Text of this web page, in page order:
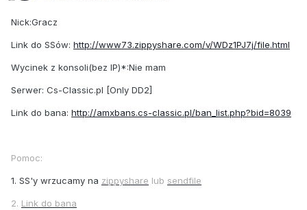
Nick:Gracz
Link do SSów: http://www73.zippyshare.com/v/WDz1PJ7j/file.html
Wycinek z konsoli(bez IP)*:Nie mam
Serwer: Cs-Classic.pl [Only DD2]
Link do bana: http://amxbans.cs-classic.pl/ban_list.php?bid=8039
Pomoc:
1. SS'y wrzucamy na zippyshare lub sendfile
2. Link do bana